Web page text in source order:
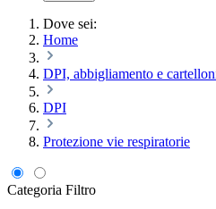
Dove sei:
Home
DPI, abbigliamento e
DPI
Protezione vie respiratorie
Categoria Filtro